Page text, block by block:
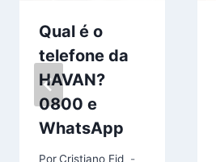
Qual é o
telefone da
HAVAN?
0800 e
WhatsApp
PorCristiano Eid